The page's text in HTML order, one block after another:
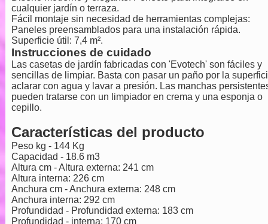
cualquier jardín o terraza.
Fácil montaje sin necesidad de herramientas complejas:
Paneles preensamblados para una instalación rápida.
Superficie útil: 7,4 m².
Instrucciones de cuidado
Las casetas de jardín fabricadas con 'Evotech' son fáciles y
sencillas de limpiar. Basta con pasar un paño por la
aclarar con agua y lavar a presión. Las manchas
pueden tratarse con un limpiador en crema y una esponja o
cepillo.
Características del producto
Peso kg - 144 Kg
Capacidad - 18.6 m3
Altura cm - Altura externa: 241 cm
Altura interna: 226 cm
Anchura cm - Anchura externa: 248 cm
Anchura interna: 292 cm
Profundidad - Profundidad externa: 183 cm
Profundidad - interna: 170 cm